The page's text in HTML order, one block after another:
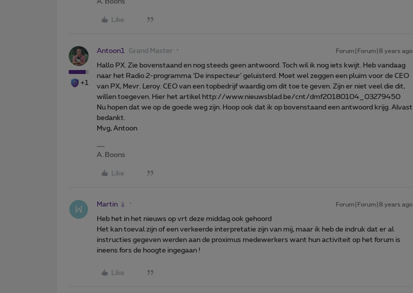
Like
+1
Antoon1 Grand Master Forum|Forum|8 years ago
Hallo PX. Zie bovenstaand en nog steeds geen antwoord. Toch wil ik nog iets kwijt. Heb vandaag
naar het Radio 2-programma ‘De inspecteur’ geluisterd. Moet wel zeggen een pluim voor de CEO
van PX, Mevr. Leroy. CEO van een topbedrijf waardig om dit toe te geven. Zijn er niet veel die dit,
willen toegeven. Hier het artikel http://www.nieuwsblad.be/cnt/dmf20180104_03279450
Nu hopen dat we op de goede weg zijn. Hoop ook dat ik op bovenstaand een antwoord krijg. Alvast
bedankt.
Mvg, Antoon
A. Boons
Like
Martin Forum|Forum|8 years ago
Heb het in het nieuws op vrt deze middag ook gehoord
Het kan toeval zijn of een verkeerde interpretatie zijn van mij, maar ik heb de indruk dat er al
instructies gegeven werden aan de proximus medewerkers want hun activiteit op het forum is
ineens fors de hoogte ingegaan !
Like